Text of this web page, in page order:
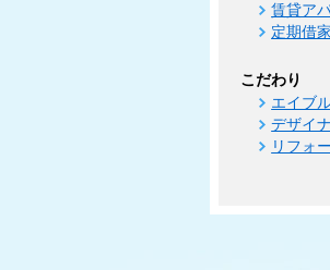
賃貸ア
定期借
こだわり
エイブ
デザイ
リフォ